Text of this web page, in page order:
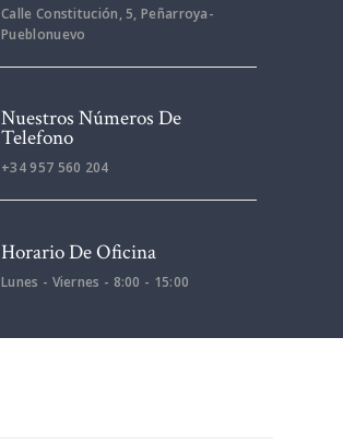
Calle Constitución, 5, Peñarroya-
Pueblonuevo
Nuestros Números De
Telefono
+34 957 560 204
Horario De Oficina
Lunes - Viernes - 8:00 - 15:00